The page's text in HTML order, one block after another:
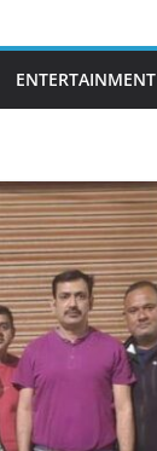
ENTERTAINMENT